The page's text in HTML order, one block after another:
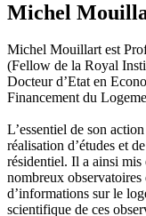
Michel
Michel Mouillart est
(Fellow de la Royal
Docteur d’Etat en
Financement du
L’essentiel de son
réalisation d’études et
résidentiel. Il a ainsi mis
nombreux
d’informations sur le
scientifique de ces